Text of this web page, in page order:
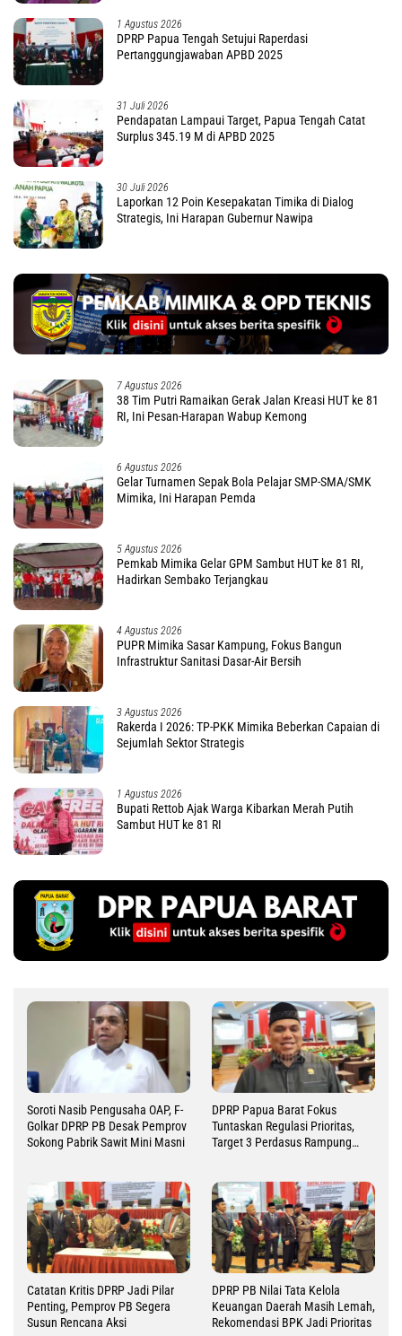
1 Agustus 2026
DPRP Papua Tengah Setujui Raperdasi
Pertanggungjawaban APBD 2025
31 Juli 2026
Pendapatan Lampaui Target, Papua Tengah Catat
Surplus 345.19 M di APBD 2025
30 Juli 2026
Laporkan 12 Poin Kesepakatan Timika di Dialog
Strategis, Ini Harapan Gubernur Nawipa
7 Agustus 2026
38 Tim Putri Ramaikan Gerak Jalan Kreasi HUT ke 81
RI, Ini Pesan-Harapan Wabup Kemong
6 Agustus 2026
Gelar Turnamen Sepak Bola Pelajar SMP-SMA/SMK
Mimika, Ini Harapan Pemda
5 Agustus 2026
Pemkab Mimika Gelar GPM Sambut HUT ke 81 RI,
Hadirkan Sembako Terjangkau
4 Agustus 2026
PUPR Mimika Sasar Kampung, Fokus Bangun
Infrastruktur Sanitasi Dasar-Air Bersih
3 Agustus 2026
Rakerda I 2026: TP-PKK Mimika Beberkan Capaian di
Sejumlah Sektor Strategis
1 Agustus 2026
Bupati Rettob Ajak Warga Kibarkan Merah Putih
Sambut HUT ke 81 RI
Soroti Nasib Pengusaha OAP, F-
Golkar DPRP PB Desak Pemprov
Sokong Pabrik Sawit Mini Masni
DPRP Papua Barat Fokus
Tuntaskan Regulasi Prioritas,
Target 3 Perdasus Rampung
Catatan Kritis DPRP Jadi Pilar
Penting, Pemprov PB Segera
Susun Rencana Aksi
DPRP PB Nilai Tata Kelola
Keuangan Daerah Masih Lemah,
Rekomendasi BPK Jadi Prioritas